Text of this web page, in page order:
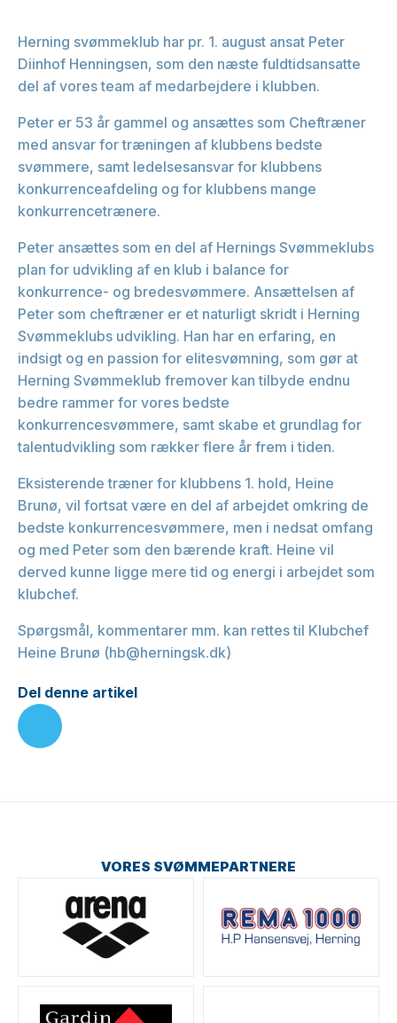
Herning svømmeklub har pr. 1. august ansat Peter
Diinhof Henningsen, som den næste fuldtidsansatte
del af vores team af medarbejdere i klubben.
Peter er 53 år gammel og ansættes som Cheftræner
med ansvar for træningen af klubbens bedste
svømmere, samt ledelsesansvar for klubbens
konkurrenceafdeling og for klubbens mange
konkurrencetrænere.
Peter ansættes som en del af Hernings Svømmeklubs
plan for udvikling af en klub i balance for
konkurrence- og bredesvømmere. Ansættelsen af
Peter som cheftræner er et naturligt skridt i Herning
Svømmeklubs udvikling. Han har en erfaring, en
indsigt og en passion for elitesvømning, som gør at
Herning Svømmeklub fremover kan tilbyde endnu
bedre rammer for vores bedste
konkurrencesvømmere, samt skabe et grundlag for
talentudvikling som rækker flere år frem i tiden.
Eksisterende træner for klubbens 1. hold, Heine
Brunø, vil fortsat være en del af arbejdet omkring de
bedste konkurrencesvømmere, men i nedsat omfang
og med Peter som den bærende kraft. Heine vil
derved kunne ligge mere tid og energi i arbejdet som
klubchef.
Spørgsmål, kommentarer mm. kan rettes til Klubchef
Heine Brunø (hb@herningsk.dk)
Del denne artikel
VORES SVØMMEPARTNERE